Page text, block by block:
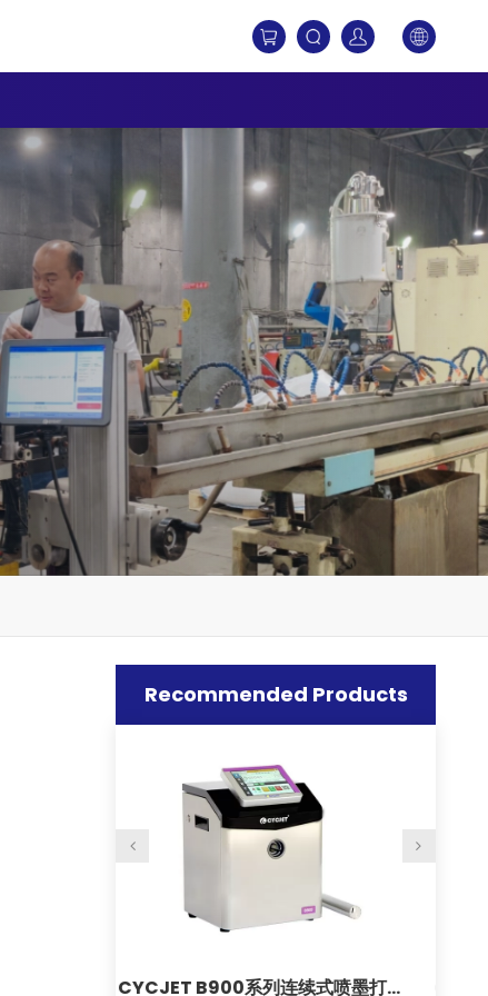
Recommended Products
CYCJET LU15F 紫外线飞行激光喷码